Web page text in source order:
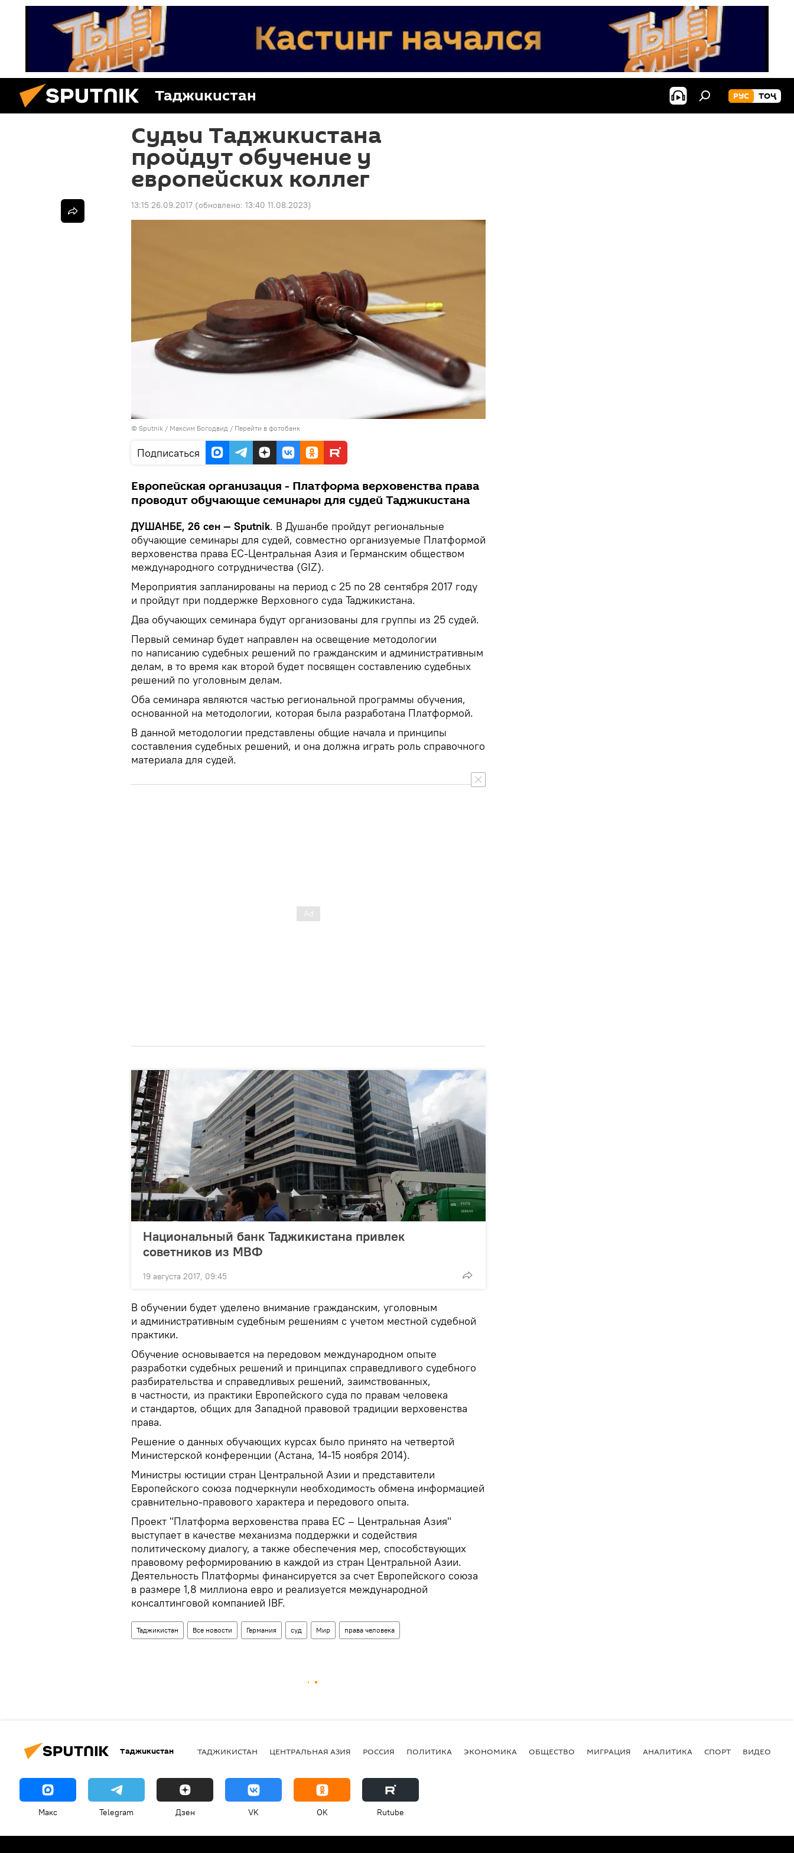
Таджикистан РУС ТОҶ
Судьи Таджикистана
пройдут обучение у
европейских коллег
13:15 26.09.2017 (обновлено: 13:40 11.08.2023)
© Sputnik / Максим Богодвид / Перейти в фотобанк
Подписаться
Европейская организация - Платформа верховенства права
проводит обучающие семинары для судей Таджикистана
ДУШАНБЕ, 26 сен — Sputnik. В Душанбе пройдут региональные
обучающие семинары для судей, совместно организуемые Платформой
верховенства права ЕС-Центральная Азия и Германским обществом
международного сотрудничества (GIZ).
Мероприятия запланированы на период с 25 по 28 сентября 2017 году
и пройдут при поддержке Верховного суда Таджикистана.
Два обучающих семинара будут организованы для группы из 25 судей.
Первый семинар будет направлен на освещение методологии
по написанию судебных решений по гражданским и административным
делам, в то время как второй будет посвящен составлению судебных
решений по уголовным делам.
Оба семинара являются частью региональной программы обучения,
основанной на методологии, которая была разработана Платформой.
В данной методологии представлены общие начала и принципы
составления судебных решений, и она должна играть роль справочного
материала для судей.
Национальный банк Таджикистана привлек
советников из МВФ
19 августа 2017, 09:45
В обучении будет уделено внимание гражданским, уголовным
и административным судебным решениям с учетом местной судебной
практики.
Обучение основывается на передовом международном опыте
разработки судебных решений и принципах справедливого судебного
разбирательства и справедливых решений, заимствованных,
в частности, из практики Европейского суда по правам человека
и стандартов, общих для Западной правовой традиции верховенства
права.
Решение о данных обучающих курсах было принято на четвертой
Министерской конференции (Астана, 14-15 ноября 2014).
Министры юстиции стран Центральной Азии и представители
Европейского союза подчеркнули необходимость обмена информацией
сравнительно-правового характера и передового опыта.
Проект "Платформа верховенства права ЕС – Центральная Азия"
выступает в качестве механизма поддержки и содействия
политическому диалогу, а также обеспечения мер, способствующих
правовому реформированию в каждой из стран Центральной Азии.
Деятельность Платформы финансируется за счет Европейского союза
в размере 1,8 миллиона евро и реализуется международной
консалтинговой компанией IBF.
Таджикистан Все новости Германия суд Мир права человека
Таджикистан ТАДЖИКИСТАН ЦЕНТРАЛЬНАЯ АЗИЯ РОССИЯ ПОЛИТИКА ЭКОНОМИКА ОБЩЕСТВО МИГРАЦИЯ АНАЛИТИКА СПОРТ ВИДЕО
Макс Telegram Дзен VK OK Rutube